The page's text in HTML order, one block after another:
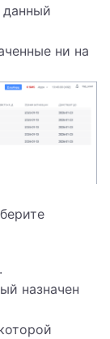
ни на
назначен